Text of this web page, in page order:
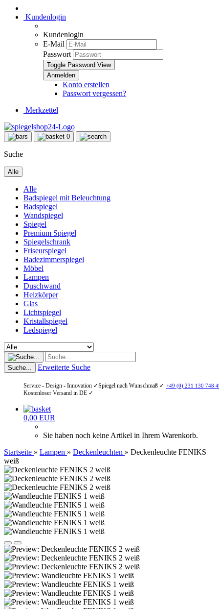
Kundenlogin
Kundenlogin
E-Mail
Passwort
Toggle Password View
Konto erstellen
Passwort vergessen?
Merkzettel
0
Suche
Alle
Alle
Badspiegel mit Beleuchtung
Badspiegel
Wandspiegel
Spiegel
Premium Spiegel
Spiegelschrank
Friseurspiegel
Badezimmerspiegel
Möbel
Lampen
Duschwand
Heizkörper
Glas
Lichtspiegel
Kristallspiegel
Ledspiegel
Suche... Erweiterte Suche
Service - Design - Innovation ✓Spiegel nach Wunschmaß ✓ +49 (0) 231 130 748
Kostenloser Versand in DE ✓
0,00 EUR
Sie haben noch keine Artikel in Ihrem Warenkorb.
Startseite » Lampen » Deckenleuchten » Deckenleuchte FENIKS
weiß